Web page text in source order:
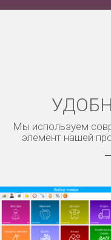
Мы используем
элемент нашей